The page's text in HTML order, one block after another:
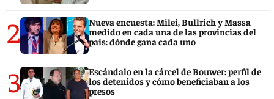
2
Nueva encuesta: Milei, Bullrich y Massa
medido en cada una de las provincias del
país: dónde gana cada uno
3
Escándalo en la cárcel de Bouwer: perfil de
los detenidos y cómo beneficiaban a los
presos